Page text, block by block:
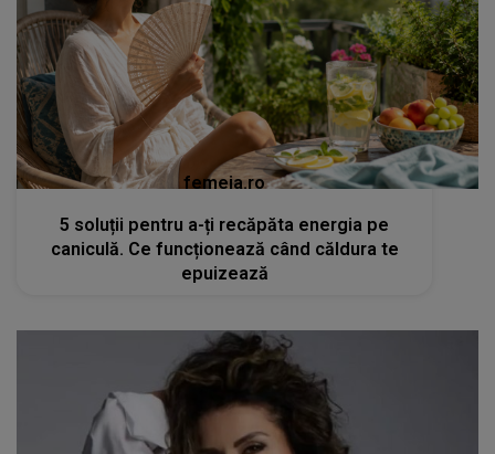
femeia.ro
5 soluții pentru a-ți recăpăta energia pe
caniculă. Ce funcționează când căldura te
epuizează